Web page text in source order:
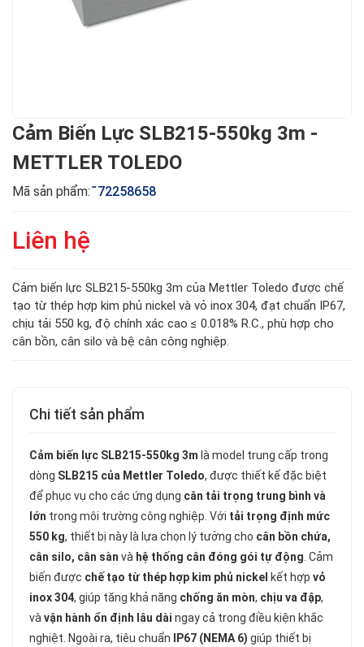
Cảm Biến Lực SLB215-550kg 3m -
METTLER TOLEDO
Mã sản phẩm: ̃72258658
Liên hệ
Cảm biến lực SLB215-550kg 3m của Mettler Toledo được chế
tạo từ thép hợp kim phủ nickel và vỏ inox 304, đạt chuẩn IP67,
chịu tải 550 kg, độ chính xác cao ≤ 0.018% R.C., phù hợp cho
cân bồn, cân silo và bệ cân công nghiệp.
Chi tiết sản phẩm
Cảm biến lực SLB215-550kg 3m là model trung cấp trong
dòng SLB215 của Mettler Toledo, được thiết kế đặc biệt
để phục vụ cho các ứng dụng cân tải trọng trung bình và
lớn trong môi trường công nghiệp. Với tải trọng định mức
550 kg, thiết bị này là lựa chọn lý tưởng cho cân bồn chứa,
cân silo, cân sàn và hệ thống cân đóng gói tự động . Cảm
biến được chế tạo từ thép hợp kim phủ nickel kết hợp vỏ
inox 304, giúp tăng khả năng chống ăn mòn, chịu va đập,
và vận hành ổn định lâu dài ngay cả trong điều kiện khắc
nghiệt. Ngoài ra, tiêu chuẩn
IP67 (NEMA 6) giúp thiết bị